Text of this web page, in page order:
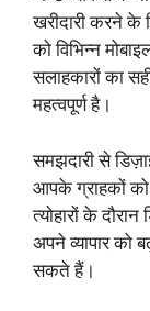
खरीदारी करने के
को विभिन्न
सलाहकारों का
महत्वपूर्ण है।
समझदारी से
आपके ग्राहकों
त्योहारों के
अपने व्यापार
सकते हैं।